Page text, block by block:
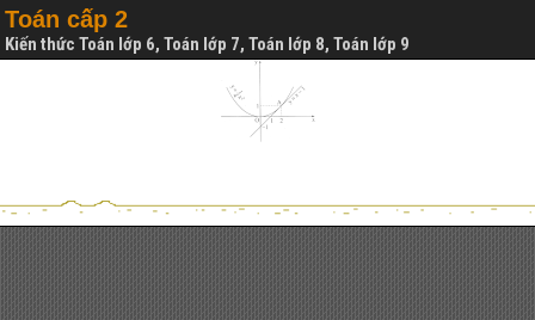
Toán cấp 2
Kiến thức Toán lớp 6, Toán lớp 7, Toán lớp 8, Toán lớp 9